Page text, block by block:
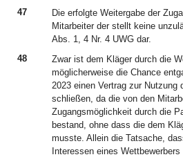
47
Die erfolgte Weitergabe der
Mitarbeiter der stellt keine
Abs. 1, 4 Nr. 4 UWG dar.
48
Zwar ist dem Kläger durch die
möglicherweise die Chance
2023 einen Vertrag zur Nutzung
schließen, da die von den
Zugangsmöglichkeit durch die
bestand, ohne dass die dem
musste. Allein die Tatsache,
Interessen eines